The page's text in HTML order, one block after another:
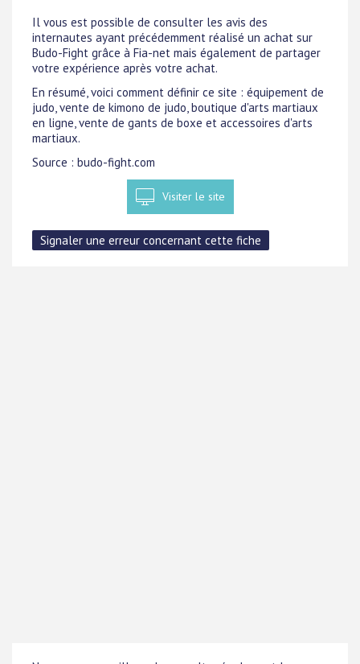
Il vous est possible de consulter les avis des
internautes ayant précédemment réalisé un achat sur
Budo-Fight grâce à Fia-net mais également de partager
votre expérience après votre achat.
En résumé, voici comment définir ce site : équipement de
judo, vente de kimono de judo, boutique d'arts martiaux
en ligne, vente de gants de boxe et accessoires d'arts
martiaux.
Source : budo-fight.com
Visiter le site